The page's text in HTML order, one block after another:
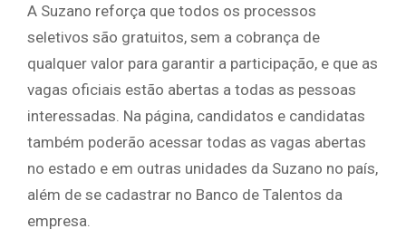
A Suzano reforça que todos os processos
seletivos são gratuitos, sem a cobrança de
qualquer valor para garantir a participação, e que as
vagas oficiais estão abertas a todas as pessoas
interessadas. Na página, candidatos e candidatas
também poderão acessar todas as vagas abertas
no estado e em outras unidades da Suzano no país,
além de se cadastrar no Banco de Talentos da
empresa.